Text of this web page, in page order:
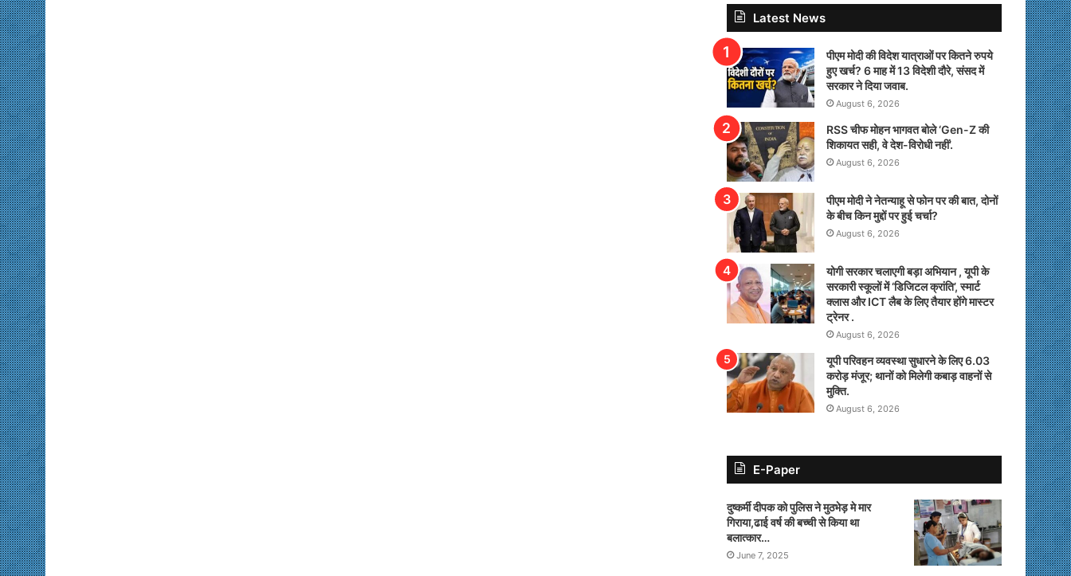
Latest News
पीएम मोदी की विदेश यात्राओं पर कितने रुपये
हुए खर्च? 6 माह में 13 विदेशी दौरे, संसद में
सरकार ने दिया जवाब.
August 6, 2026
RSS चीफ मोहन भागवत बोले ‘Gen-Z की
शिकायत सही, वे देश-विरोधी नहीं’.
August 6, 2026
पीएम मोदी ने नेतन्याहू से फोन पर की बात, दोनों
के बीच किन मुद्दों पर हुई चर्चा?
August 6, 2026
योगी सरकार चलाएगी बड़ा अभियान , यूपी के
सरकारी स्कूलों में ‘डिजिटल क्रांति’, स्मार्ट
क्लास और ICT लैब के लिए तैयार होंगे मास्टर
ट्रेनर .
August 6, 2026
यूपी परिवहन व्यवस्था सुधारने के लिए 6.03
करोड़ मंजूर; थानों को मिलेगी कबाड़ वाहनों से
मुक्ति.
August 6, 2026
E-Paper
दुष्कर्मी दीपक को पुलिस ने मुठभेड़ मे मार
गिराया,ढाई वर्ष की बच्ची से किया था
बलात्कार…
June 7, 2025